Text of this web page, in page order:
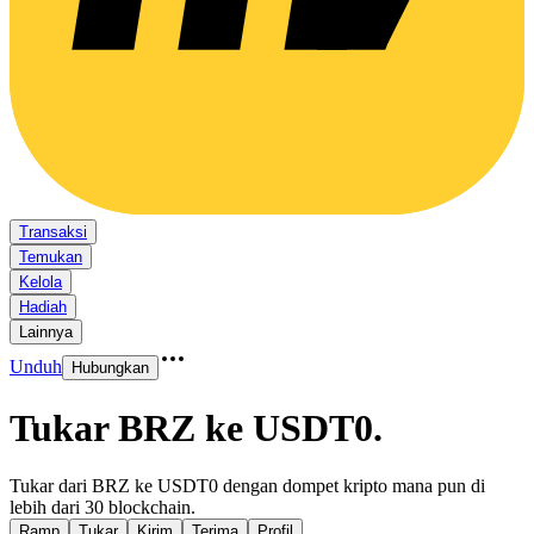
Transaksi
Temukan
Kelola
Hadiah
Lainnya
Unduh Hubungkan
Tukar BRZ ke USDT0.
Tukar dari BRZ ke USDT0 dengan dompet kripto mana pun di
lebih dari 30 blockchain.